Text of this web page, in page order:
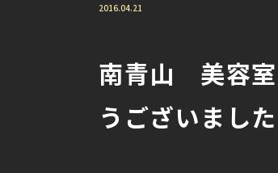
2016.04.21
南青山 美容
うございました